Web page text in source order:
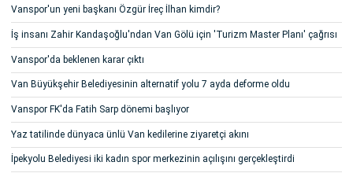
Vanspor'un yeni başkanı Özgür İreç İlhan kimdir?
İş insanı Zahir Kandaşoğlu'ndan Van Gölü için 'Turizm Master Planı' çağrısı
Vanspor'da beklenen karar çıktı
Van Büyükşehir Belediyesinin alternatif yolu 7 ayda deforme oldu
Vanspor FK'da Fatih Sarp dönemi başlıyor
Yaz tatilinde dünyaca ünlü Van kedilerine ziyaretçi akını
İpekyolu Belediyesi iki kadın spor merkezinin açılışını gerçekleştirdi